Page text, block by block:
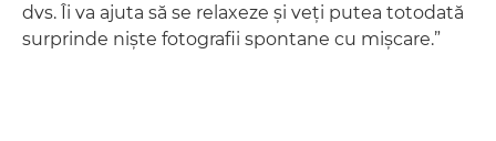
dvs. Îi va ajuta să se relaxeze şi veţi putea totodată
surprinde nişte fotografii spontane cu mişcare.”